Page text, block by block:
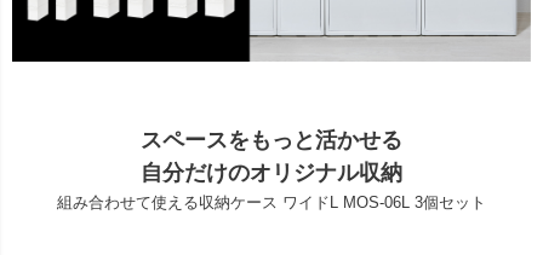
スペースをもっと活かせる
自分だけのオリジナル収納
組み合わせて使える収納ケース ワイドL MOS-06L 3個セット